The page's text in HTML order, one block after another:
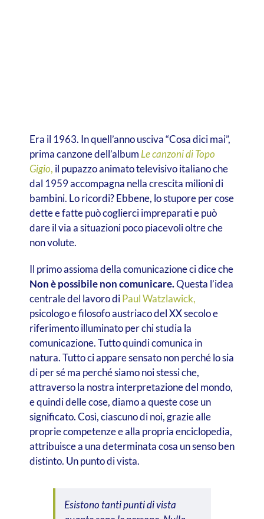
Era il 1963. In quell’anno usciva “Cosa dici mai”,
prima canzone dell’album Le canzoni di Topo
Gigio, il pupazzo animato televisivo italiano che
dal 1959 accompagna nella crescita milioni di
bambini. Lo ricordi? Ebbene, lo stupore per cose
dette e fatte può coglierci impreparati e può
dare il via a situazioni poco piacevoli oltre che
non volute.
Il primo assioma della comunicazione ci dice che
Non è possibile non comunicare.Questa l’idea
centrale del lavoro diPaul Watzlawick,
psicologo e filosofo austriaco del XX secolo e
riferimento illuminato per chi studia la
comunicazione. Tutto quindi comunica in
natura. Tutto ci appare sensato non perché lo sia
di per sé ma perché siamo noi stessi che,
attraverso la nostra interpretazione del mondo,
e quindi delle cose, diamo a queste cose un
significato. Così, ciascuno di noi, grazie alle
proprie competenze e alla propria enciclopedia,
attribuisce a una determinata cosa un senso ben
distinto. Un punto di vista.
Esistono tanti punti di vista